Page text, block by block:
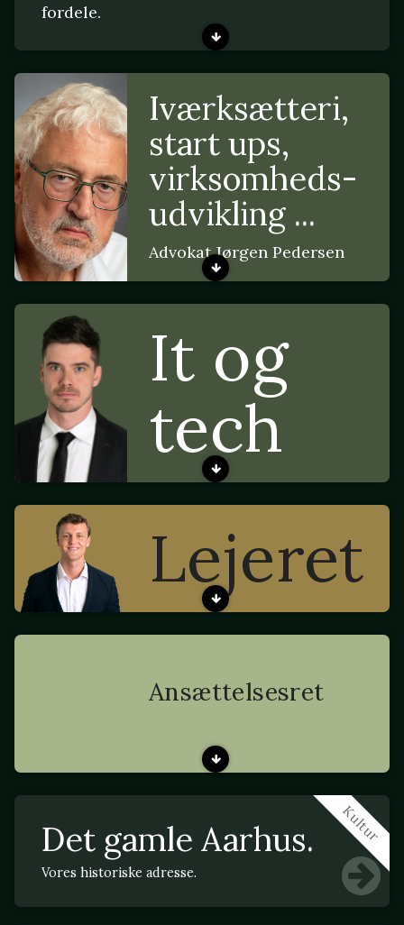
fordele.
Iværksætteri,
start ups,
virksomheds-
udvikling ...
Advokat Jørgen Pedersen
It og
tech
Lejeret
Ansættelsesret
Kultur
Det gamle Aarhus.
Vores historiske adresse.